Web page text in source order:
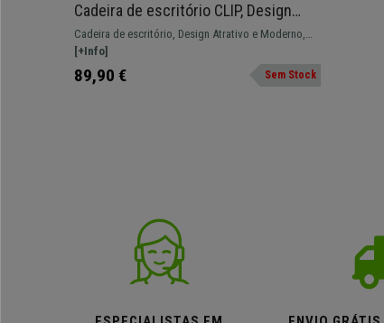
Cadeira de escritório CLIP, Design
Atrativo e Moderno, Estrutura
Metálica, em Pele cor Branco
Cadeira de escritório, Design Atrativo e Moderno,
Estrutura Metálica e Resistente com Assento
Cómodo e Bem Acolchoado
[+Info]
89,90 € Sem Stock